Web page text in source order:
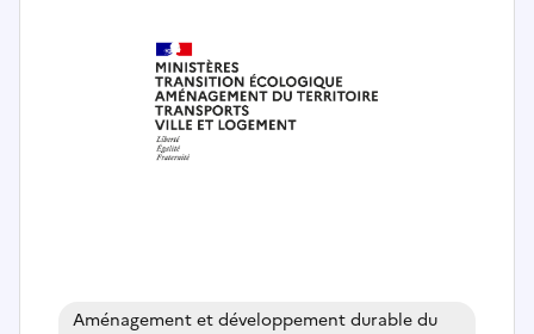
Aménagement et développement durable du